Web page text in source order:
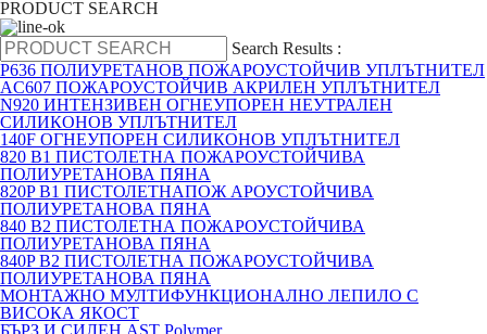
PRODUCT SEARCH
Search Results :
P636 ПОЛИУРЕТАНОВ ПОЖАРОУСТОЙЧИВ УПЛЪТНИТЕЛ
AC607 ПОЖАРОУСТОЙЧИВ АКРИЛЕН УПЛЪТНИТЕЛ
N920 ИНТЕНЗИВЕН ОГНЕУПОРЕН НЕУТРАЛЕН
СИЛИКОНОВ УПЛЪТНИТЕЛ
140F ОГНЕУПОРЕН СИЛИКОНОВ УПЛЪТНИТЕЛ
820 B1 ПИСТОЛЕТНА ПОЖАРОУСТОЙЧИВА
ПОЛИУРЕТАНОВА ПЯНА
820P B1 ПИСТОЛЕТНАПОЖ АРОУСТОЙЧИВА
ПОЛИУРЕТАНОВА ПЯНА
840 B2 ПИСТОЛЕТНА ПОЖАРОУСТОЙЧИВА
ПОЛИУРЕТАНОВА ПЯНА
840P B2 ПИСТОЛЕТНА ПОЖАРОУСТОЙЧИВА
ПОЛИУРЕТАНОВА ПЯНА
МОНТАЖНО МУЛТИФУНКЦИОНАЛНО ЛЕПИЛО С
ВИСОКА ЯКОСТ